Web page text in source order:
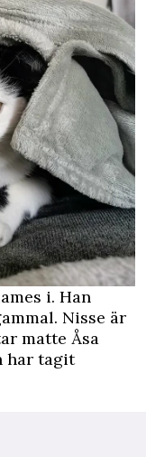
i. Han
Nisse är
matte Åsa
har tagit